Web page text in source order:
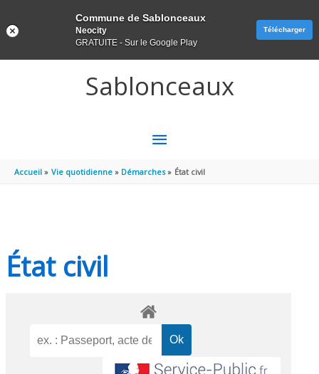
Sablonceaux
MENU
PRINCIPAL
Accueil Vie quotidienne Démarches État civil
État civil
Commune de Sablonceaux
Neocity
GRATUITE - Sur le Google Play
Télécharger